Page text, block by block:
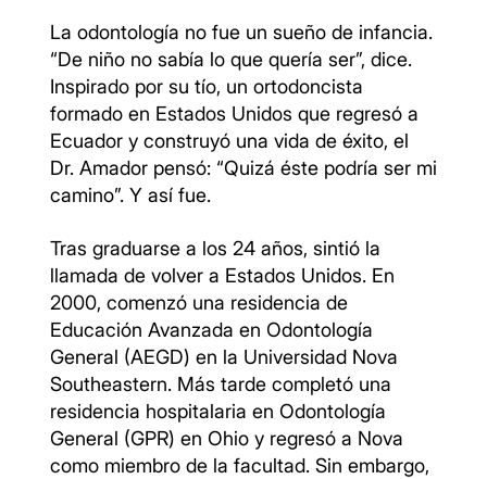
La odontología no fue un sueño de infancia.
“De niño no sabía lo que quería ser”, dice.
Inspirado por su tío, un ortodoncista
formado en Estados Unidos que regresó a
Ecuador y construyó una vida de éxito, el
Dr. Amador pensó: “Quizá éste podría ser mi
camino”. Y así fue.
Tras graduarse a los 24 años, sintió la
llamada de volver a Estados Unidos. En
2000, comenzó una residencia de
Educación Avanzada en Odontología
General (AEGD) en la Universidad Nova
Southeastern. Más tarde completó una
residencia hospitalaria en Odontología
General (GPR) en Ohio y regresó a Nova
como miembro de la facultad. Sin embargo,